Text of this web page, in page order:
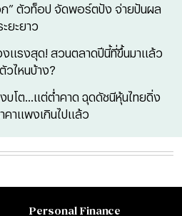
ก” ตัวท็อป จัดพอร์ตปัง จ่ายปันผล
ยะยาว
แรงสุด! สวนตลาดปีนี้ที่ขึ้นมาแล้ว
วไหนบ้าง?
บโต...แต่ต่ำคาด ฉุดดัชนีหุ้นไทยดิ่ง
คาแพงเกินไปแล้ว
Personal Finance